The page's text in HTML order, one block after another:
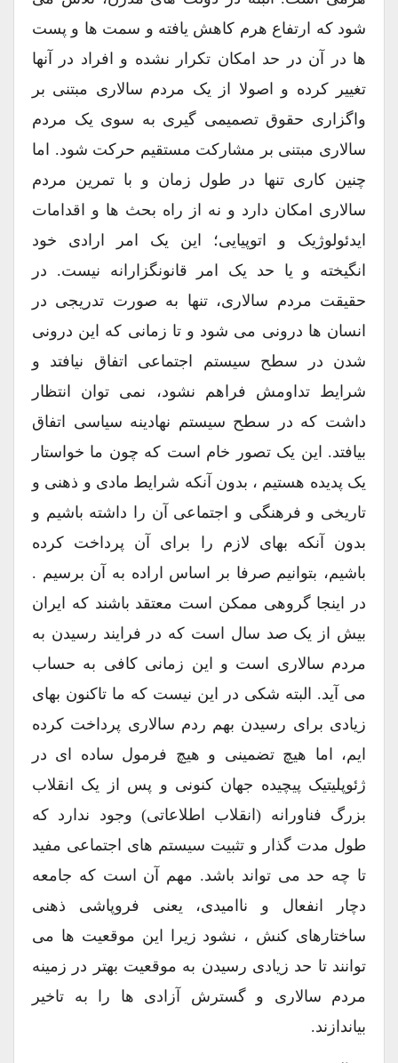
شود که ارتفاع هرم کاهش یافته و سمت ها و پست
ها در آن در حد امکان تکرار نشده و افراد در آنها
تغییر کرده و اصولا از یک مردم سالاری مبتنی بر
واگزاری حقوق تصمیمی گیری به سوی یک مردم
سالاری مبتنی بر مشارکت مستقیم حرکت شود. اما
چنین کاری تنها در طول زمان و با تمرین مردم
سالاری امکان دارد و نه از راه بحث ها و اقدامات
ایدئولوژیک و اتوپیایی؛ این یک امر ارادی خود
انگیخته و یا حد یک امر قانونگزارانه نیست. در
حقیقت مردم سالاری، تنها به صورت تدریجی در
انسان ها درونی می شود و تا زمانی که این درونی
شدن در سطح سیستم اجتماعی اتفاق نیافتد و
شرایط تداومش فراهم نشود، نمی توان انتظار
داشت که در سطح سیستم نهادینه سیاسی اتفاق
بیافتد. این یک تصور خام است که چون ما خواستار
یک پدیده هستیم ، بدون آنکه شرایط مادی و ذهنی و
تاریخی و فرهنگی و اجتماعی آن را داشته باشیم و
بدون آنکه بهای لازم را برای آن پرداخت کرده
باشیم، بتوانیم صرفا بر اساس اراده به آن برسیم .
در اینجا گروهی ممکن است معتقد باشند که ایران
بیش از یک صد سال است که در فرایند رسیدن به
مردم سالاری است و این زمانی کافی به حساب
می آید. البته شکی در این نیست که ما تاکنون بهای
زیادی برای رسیدن بهم ردم سالاری پرداخت کرده
ایم، اما هیچ تضمینی و هیچ فرمول ساده ای در
ژئوپلیتیک پیچیده جهان کنونی و پس از یک انقلاب
بزرگ فناورانه (انقلاب اطلاعاتی) وجود ندارد که
طول مدت گذار و تثبیت سیستم های اجتماعی مفید
تا چه حد می تواند باشد. مهم آن است که جامعه
دچار انفعال و ناامیدی، یعنی فروپاشی ذهنی
ساختارهای کنش ، نشود زیرا این موقعیت ها می
توانند تا حد زیادی رسیدن به موقعیت بهتر در زمینه
مردم سالاری و گسترش آزادی ها را به تاخیر
بیاندازند.